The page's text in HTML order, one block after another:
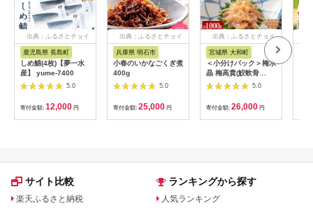
出典：ふるさとチョイ
鹿児島県 長島町
しめ鯖(4枚)【夢一水
産】 yume-7400
5.0
寄付金額: 12,000 円
出典：ふるさとチョイ
兵庫県 明石市
小春のいかなごくぎ煮
400g
5.0
寄付金額: 25,000 円
出典：ふるさとチョイ
宮城県 大和町
＜小分けパック＞梅水
晶 梅高貴(鮫軟骨
100%使用) 計1,000g
(100g×10p) 選べる容
量 サメ軟骨 梅和え 梅
肉 梅干し おつまみ 珍
味 海鮮【株式会社仙
5.0
寄付金額: 26,000 円
サイト比較
楽天ふるさと納税
ランキングから探す
人気ランキング